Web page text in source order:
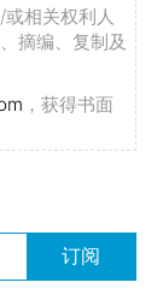
相关权利人
摘编、复制及
，获得书面
订阅